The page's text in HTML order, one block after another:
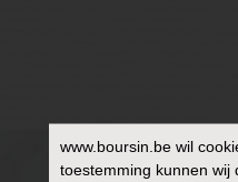
www.boursin.be wil
toestemming kunnen wij